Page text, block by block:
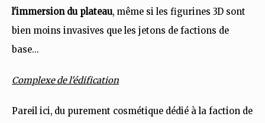
l'immersion du plateau, même si les figurines 3D sont
bien moins invasives que les jetons de factions de
base...
Complexe de l'édification
Pareil ici, du purement cosmétique dédié à la faction de